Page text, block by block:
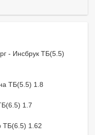
- Инсбрук ТБ(5.5)
ТБ(5.5) 1.8
1.7
ТБ(6.5) 1.62